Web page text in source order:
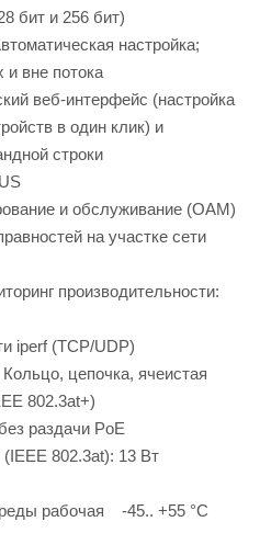
бит и 256 бит)
настройка;
и вне потока
веб-интерфейс (настройка
в один клик) и
строки
и обслуживание (OAM)
на участке сети
производительности:
iperf (TCP/UDP)
цепочка, ячеистая
802.3at+)
раздачи PoE
802.3at): 13 Вт
рабочая -45.. +55 °С